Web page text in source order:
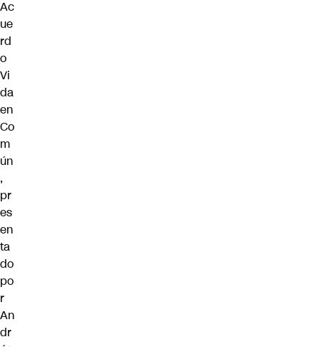
Ac
ue
rd
o
Vi
da
en
Co
m
ún
,
pr
es
en
ta
do
po
r
An
dr